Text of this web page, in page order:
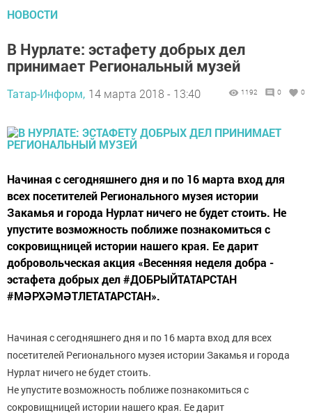
НОВОСТИ
В Нурлате: эстафету добрых дел
принимает Региональный музей
Татар-Информ, 14 марта 2018 - 13:40 1192 0 0
Начиная с сегодняшнего дня и по 16 марта вход для
всех посетителей Регионального музея истории
Закамья и города Нурлат ничего не будет стоить. Не
упустите возможность поближе познакомиться с
сокровищницей истории нашего края. Ее дарит
добровольческая акция «Весенняя неделя добра -
эстафета добрых дел #ДОБРЫЙТАТАРСТАН
#МӘРХӘМӘТЛЕТАТАРСТАН».
Начиная с сегодняшнего дня и по 16 марта вход для всех
посетителей Регионального музея истории Закамья и города
Нурлат ничего не будет стоить.
Не упустите возможность поближе познакомиться с
сокровищницей истории нашего края. Ее дарит